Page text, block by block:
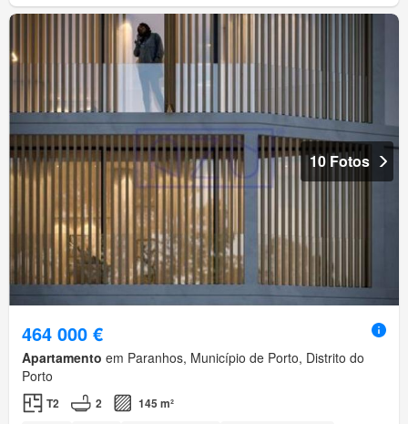
10 Fotos
464 000 €
Apartamento em Paranhos, Município de Porto, Distrito do
Porto
T2 2 145 m²